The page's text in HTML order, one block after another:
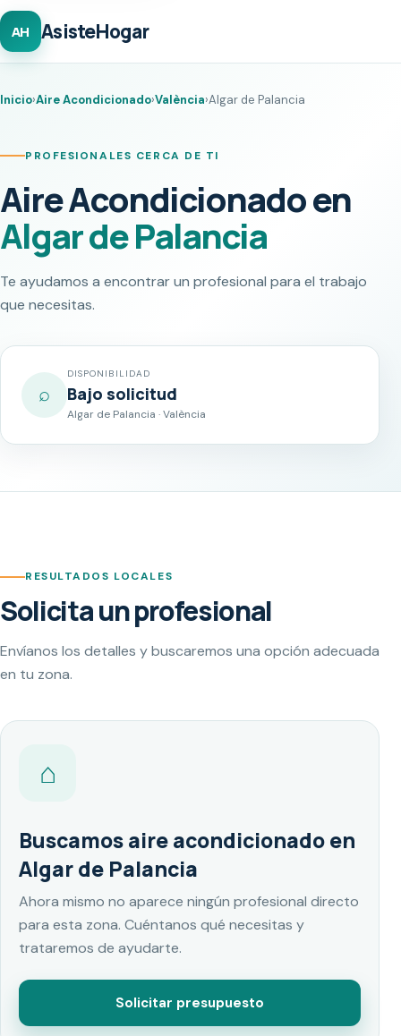
AH AsisteHogar
Inicio›Aire Acondicionado›València›Algar de Palancia
PROFESIONALES CERCA DE TI
Aire Acondicionado en
Algar de Palancia
Te ayudamos a encontrar un profesional para el trabajo
que necesitas.
⌕
DISPONIBILIDAD
Bajo solicitud
Algar de Palancia · València
RESULTADOS LOCALES
Solicita un profesional
Envíanos los detalles y buscaremos una opción adecuada
en tu zona.
⌂
Buscamos aire acondicionado en
Algar de Palancia
Ahora mismo no aparece ningún profesional directo
para esta zona. Cuéntanos qué necesitas y
trataremos de ayudarte.
Solicitar presupuesto